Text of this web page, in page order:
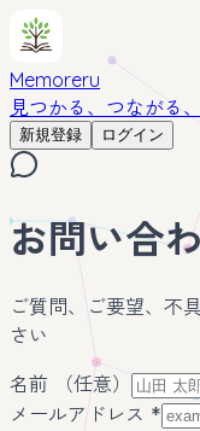
Memoreru
見つかる、つながる
新規登録 ログイン
お問い合
ご質問、ご要望、不
さい
名前
（任意）
メールアドレス *